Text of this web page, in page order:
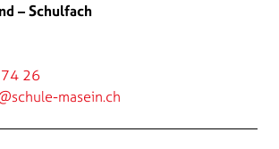
– Schulfach
26
masein.ch